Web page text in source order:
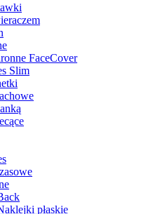
FaceCover
Slim
płaskie